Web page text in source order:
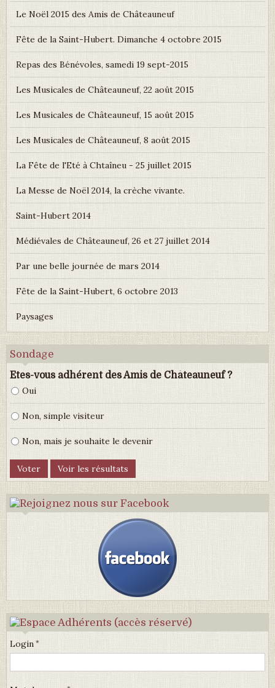
Le Noël 2015 des Amis de Châteauneuf
Fête de la Saint-Hubert. Dimanche 4 octobre 2015
Repas des Bénévoles, samedi 19 sept-2015
Les Musicales de Châteauneuf, 22 août 2015
Les Musicales de Châteauneuf, 15 août 2015
Les Musicales de Châteauneuf, 8 août 2015
La Fête de l'Eté à Chtaîneu - 25 juillet 2015
La Messe de Noël 2014, la crèche vivante.
Saint-Hubert 2014
Médiévales de Châteauneuf, 26 et 27 juillet 2014
Par une belle journée de mars 2014
Fête de la Saint-Hubert, 6 octobre 2013
Paysages
Sondage
Etes-vous adhérent des Amis de Châteauneuf ?
Oui
Non, simple visiteur
Non, mais je souhaite le devenir
Login